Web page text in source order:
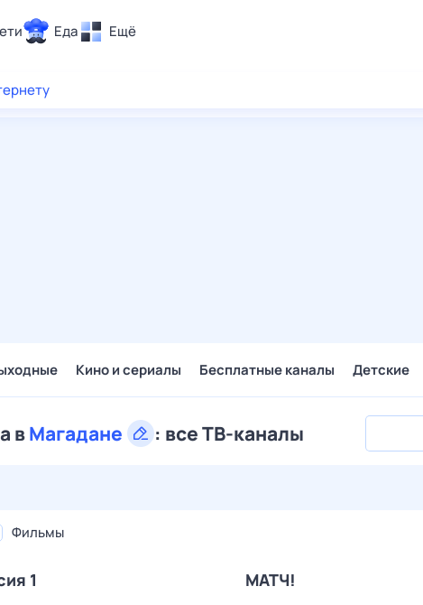
Еда Ещё
Кино и сериалы Бесплатные каналы Детские
вМагадане : все ТВ-каналы
Фильмы
1 МАТЧ!